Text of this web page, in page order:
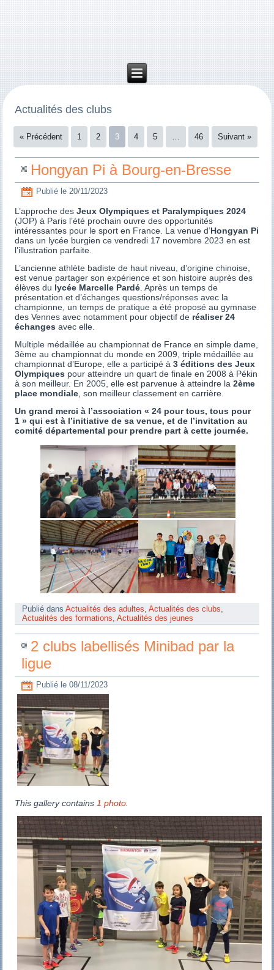
Actualités des clubs
« Précédent 1 2 3 4 5 … 46 Suivant »
Hongyan Pi à Bourg-en-Bresse
Publié le 20/11/2023
L’approche desJeux Olympiques et Paralympiques 2024
(JOP) à Paris l’été prochain ouvre des opportunités
intéressantes pour le sport en France. La venue d’Hongyan Pi
dans un lycée burgien ce vendredi 17 novembre 2023 en est
l’illustration parfaite.
L’ancienne athlète badiste de haut niveau, d’origine chinoise,
est venue partager son expérience et son histoire auprès des
élèves du lycée Marcelle Pardé . Après un temps de
présentation et d’échanges questions/réponses avec la
championne, un temps de pratique a été proposé au gymnase
des Vennes avec notamment pour objectif de réaliser 24
échanges avec elle.
Multiple médaillée au championnat de France en simple dame,
3ème au championnat du monde en 2009, triple médaillée au
championnat d’Europe, elle a participé à3 éditions des Jeux
Olympiques pour atteindre un quart de finale en 2008 à Pékin
à son meilleur. En 2005, elle est parvenue à atteindre la2ème
place mondiale , son meilleur classement en carrière.
Un grand merci à l’association « 24 pour tous, tous pour
1 » qui est à l’initiative de sa venue, et de l’invitation au
comité départemental pour prendre part à cette journée.
Publié dans Actualités des adultes ,Actualités des clubs
Actualités des formations ,Actualités des jeunes
2 clubs labellisés Minibad par la
ligue
Publié le 08/11/2023
This gallery contains 1 photo